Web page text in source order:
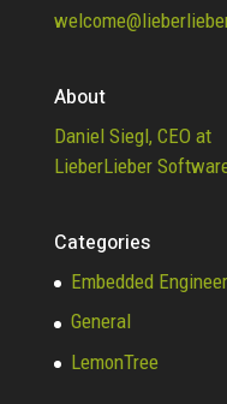
About
Daniel Siegl, CEO at
LieberLieber
Categories
Embedded Engineer
General
LemonTree